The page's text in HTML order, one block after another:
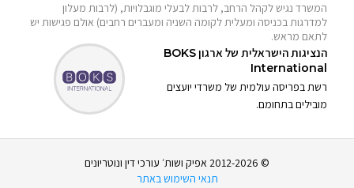
המשרד נגיש לקהל הרחב, לרבות לבעלי מוגבלויות, (לרבות מעלון
למדרגות בכניסה ומעלית לקומה השניה ומעברים רחבים) אולם פגישות יש
לתאם מראש.
הנציגות הישראלית של ארגוןBOKS
International
רשת בפריסה עולמית של משרדי יועצים
מובילים בתחומם.
© 2012-2026 אפיק ושות׳ עורכי דין ונוטריונים
תנאי השימוש באתר